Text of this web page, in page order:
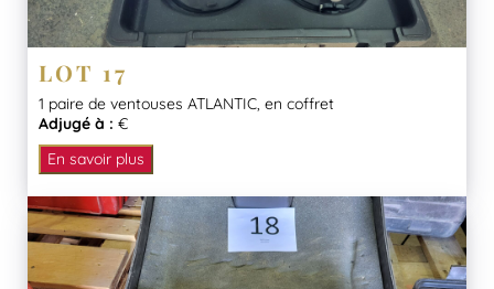
LOT 17
1 paire de ventouses ATLANTIC, en coffret
Adjugé à : €
En savoir plus